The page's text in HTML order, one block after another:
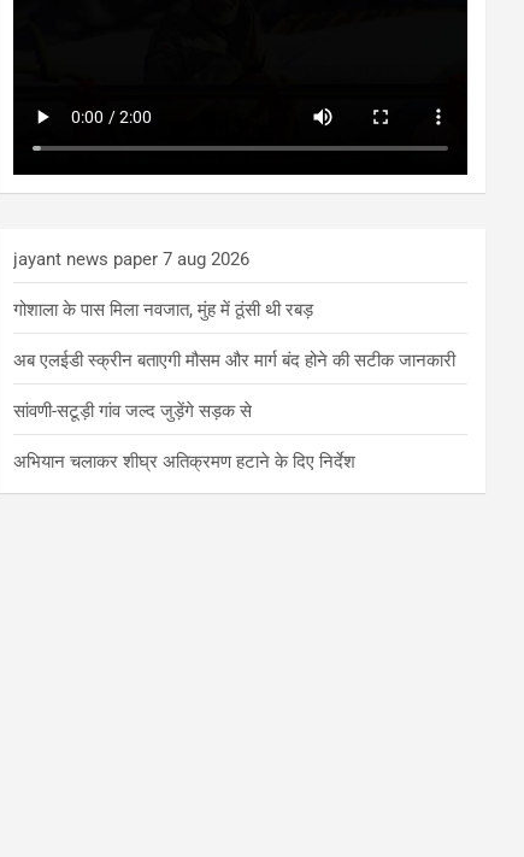
jayant news paper 7 aug 2026
गोशाला के पास मिला नवजात, मुंह में ठूंसी थी रबड़
अब एलईडी स्क्रीन बताएगी मौसम और मार्ग बंद होने की सटीक जानकारी
सांवणी-सटूड़ी गांव जल्द जुड़ेंगे सड़क से
अभियान चलाकर शीघ्र अतिक्रमण हटाने के दिए निर्देश